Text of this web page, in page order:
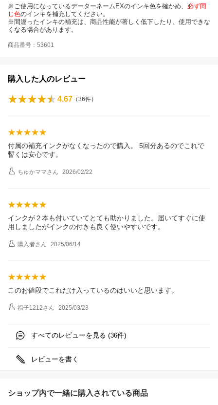
※ご使用になっているデーターネームEXのインキ色を確かめ、 必ず同
じ色のインキを補充してください。
※間違ったインキの補充は、商品性能が著しく低下したり、使用できな
くなる場合があります。
商品番号：53601
購入した人のレビュー
4.67 （36件）
付属の補充インクがなくなったので購入。 5回分あるのでこれで
暫くは安心です。
ちゅかママさん 2026/02/22
インクが２本も付いていてとても助かりました。届いてすぐに使
用しましたがインクの付きも良く使いやすいです。
購入者さん 2025/06/14
このお値段でこれだけ入っているのはいいと思います。
福子1212さん 2025/03/23
すべてのレビューを見る (36件)
レビューを書く
ショップ内で一緒に購入されている商品